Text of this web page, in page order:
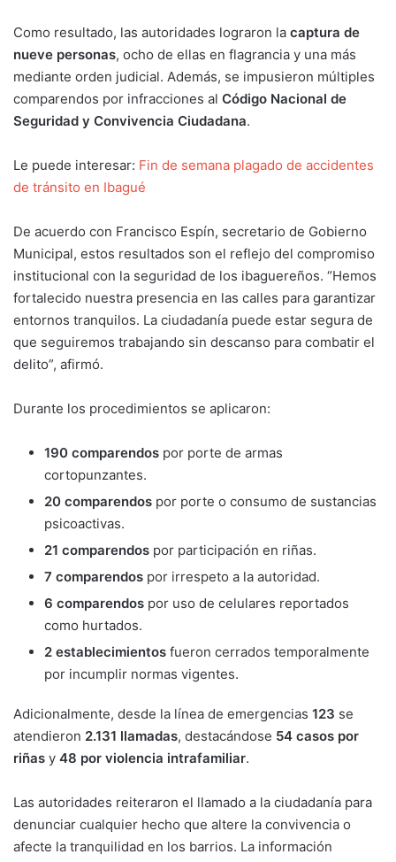
Como resultado, las autoridades lograron la captura de
nueve personas, ocho de ellas en flagrancia y una más
mediante orden judicial. Además, se impusieron múltiples
comparendos por infracciones al Código Nacional de
Seguridad y Convivencia Ciudadana.
Le puede interesar: Fin de semana plagado de accidentes
de tránsito en Ibagué
De acuerdo con Francisco Espín, secretario de Gobierno
Municipal, estos resultados son el reflejo del compromiso
institucional con la seguridad de los ibaguereños. “Hemos
fortalecido nuestra presencia en las calles para garantizar
entornos tranquilos. La ciudadanía puede estar segura de
que seguiremos trabajando sin descanso para combatir el
delito”, afirmó.
Durante los procedimientos se aplicaron:
190 comparendos por porte de armas
cortopunzantes.
20 comparendos por porte o consumo de sustancias
psicoactivas.
21 comparendos por participación en riñas.
7 comparendos por irrespeto a la autoridad.
6 comparendos por uso de celulares reportados
como hurtados.
2 establecimientos fueron cerrados temporalmente
por incumplir normas vigentes.
Adicionalmente, desde la línea de emergencias 123 se
atendieron 2.131 llamadas, destacándose 54 casos por
riñas y 48 por violencia intrafamiliar.
Las autoridades reiteraron el llamado a la ciudadanía para
denunciar cualquier hecho que altere la convivencia o
afecte la tranquilidad en los barrios. La información